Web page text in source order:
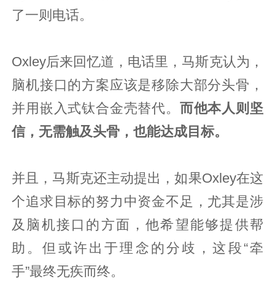
了一则电话。
Oxley后来回忆道，电话里，马斯克认为，
脑机接口的方案应该是移除大部分头骨，
并用嵌入式钛合金壳替代。 而他本人则坚
信，无需触及头骨，也能达成目标。
并且，马斯克还主动提出，如果Oxley在这
个追求目标的努力中资金不足，尤其是涉
及脑机接口的方面，他希望能够提供帮
助。但或许出于理念的分歧，这段“牵
手”最终无疾而终。